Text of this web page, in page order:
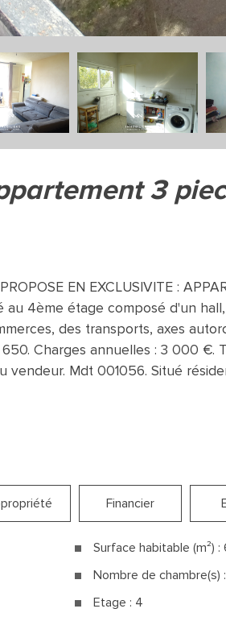
3
EN EXCLUSIVITE :
4ème étage composé d'un
des transports, axes
Charges annuelles : 3 000 €.
Mdt 001056. Situé
Financier
Surface habitable (m²) :
Nombre de chambre(s)
Etage : 4